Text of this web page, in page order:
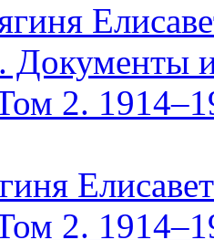
2.